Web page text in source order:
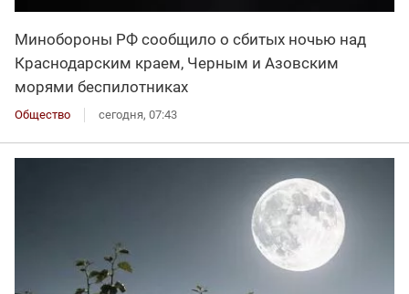
Минобороны РФ сообщило о сбитых ночью над
Краснодарским краем, Черным и Азовским
морями беспилотниках
Общество сегодня, 07:43